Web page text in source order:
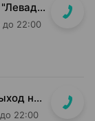
ул. Нововиленская, д. 31, пом. 348 (ЖК "Левада")
до 22:00
м. Пушкинская (подземный переход, выход на гостиницу "Орбита")
до 22:00